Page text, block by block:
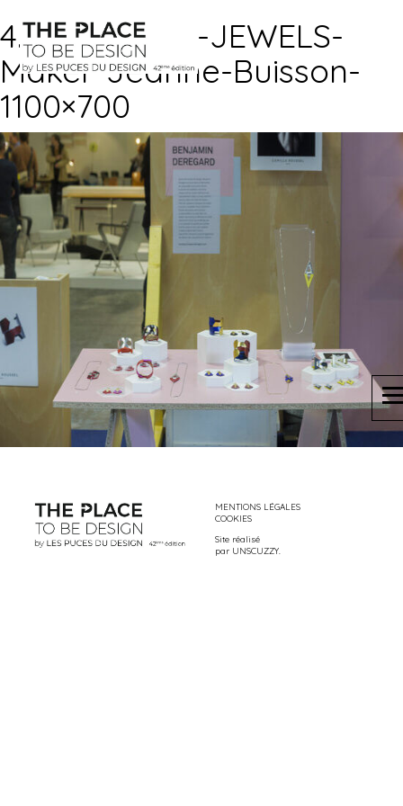
4.INORGANIC-JEWELS-
Maker-Jeanne-Buisson-
1100×700
MENTIONS LÉGALES
COOKIES
Site réalisé
par UNSCUZZY